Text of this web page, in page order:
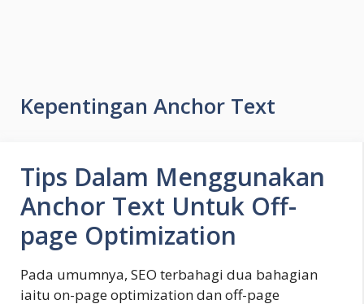
Kepentingan Anchor Text
Tips Dalam Menggunakan
Anchor Text Untuk Off-
page Optimization
Pada umumnya, SEO terbahagi dua bahagian
iaitu on-page optimization dan off-page